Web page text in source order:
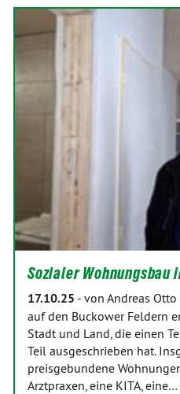
Sozialer Wohnungsbau
17.10.25 - von Andreas Otto
auf den Buckower Feldern
Stadt und Land, die einen
Teil ausgeschrieben hat.
preisgebundene
Arztpraxen, eine KITA, eine…